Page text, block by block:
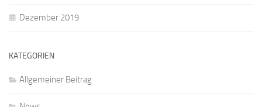
Dezember 2019
KATEGORIEN
Allgemeiner Beitrag